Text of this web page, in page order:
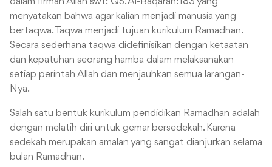
menyatakan bahwa agar kalian menjadi manusia yang
bertaqwa. Taqwa menjadi tujuan kurikulum Ramadhan.
Secara sederhana taqwa didefinisikan dengan ketaatan
dan kepatuhan seorang hamba dalam melaksanakan
setiap perintah Allah dan menjauhkan semua larangan-
Nya.
Salah satu bentuk kurikulum pendidikan Ramadhan adalah
dengan melatih diri untuk gemar bersedekah. Karena
sedekah merupakan amalan yang sangat dianjurkan selama
bulan Ramadhan.